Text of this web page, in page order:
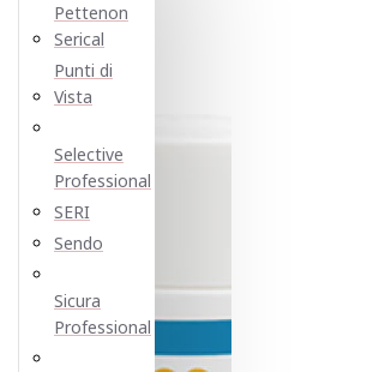
Pettenon
Serical
Punti di
Vista
Selective
Professional
SERI
Sendo
Sicura
Professional